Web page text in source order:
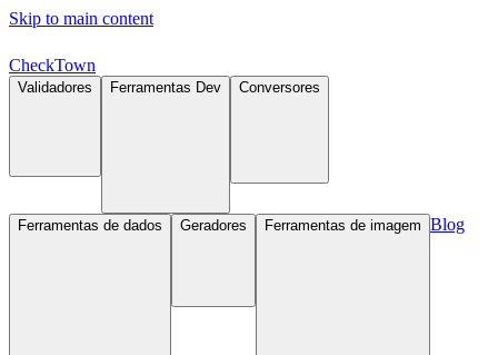
Skip to main content
CheckTown
Validadores Ferramentas Dev Conversores
Ferramentas de dados Geradores Ferramentas de imagem Blog